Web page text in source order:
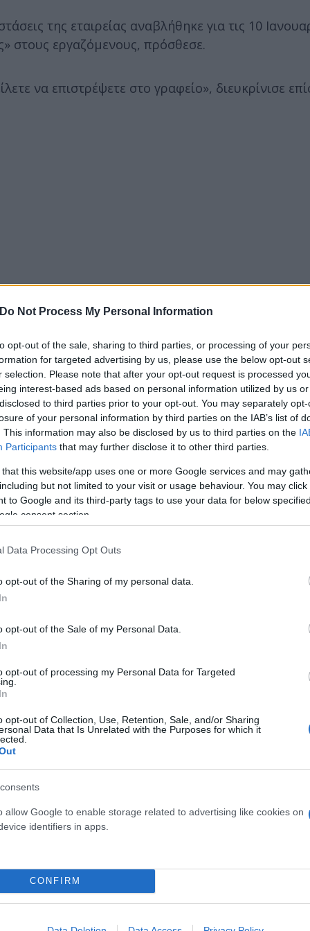
Do Not Process My Personal Information
opt-out of the sale, sharing to third parties, or processing of your
for targeted advertising by us, please use the below opt-out
selection. Please note that after your opt-out request is processed
interest-based ads based on personal information utilized by us
to third parties prior to your opt-out. You may separately
of your personal information by third parties on the IAB’s list of
This information may also be disclosed by us to third parties on the
Participants that may further disclose it to other third parties.
that this website/app uses one or more Google services and may
but not limited to your visit or usage behaviour. You may
to Google and its third-party tags to use your data for below
consent section.
Data Processing Opt Outs
opt-out of the Sharing of my personal data.
opt-out of the Sale of my Personal Data.
opt-out of processing my Personal Data for Targeted
opt-out of Collection, Use, Retention, Sale, and/or Sharing
Data that Is Unrelated with the Purposes for which it
allow Google to enable storage related to advertising like cookies on
identifiers in apps.
CONFIRM
της εταιρείας αναβλήθηκε για τις 10
στους εργαζόμενους, πρόσθεσε.
να επιστρέψετε στο γραφείο», διευκρίνισε
το Facebook και η Apple, όπως και η
προέβλεπαν μια επιστροφή το φθινόπωρο
τα σχέδιά τους λόγω του νέου
στον τομέα της τεχνολογίας ή σε άλλους,
τους.
των εργαζομένων που επιθυμούν να
κρίση, αυτών που προτιμούν την
στους υπαλλήλους του να εργάζονται από το
Ζάκερμπεργκ έκρινε από την πλευρά του ότι
εργάζεται εξ αποστάσεως σε δέκα χρόνια.
πιο ταπεινούς και έχω εντυπωσιαστεί πολύ από
Πιντσάι.
νέα ρεπό που θα δώσει η εταιρεία στο